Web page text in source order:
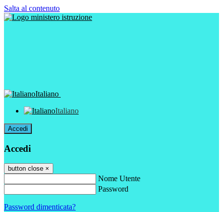
Salta al contenuto
Italiano
Italiano
Accedi
Accedi
button close ×
Nome Utente
Password
Password dimenticata?